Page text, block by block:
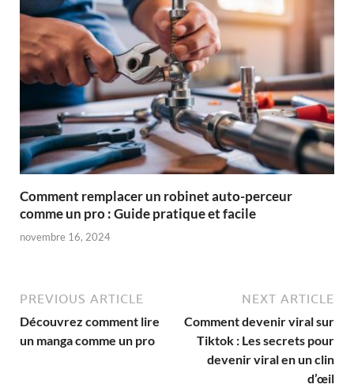
Comment remplacer un robinet auto-perceur
comme un pro : Guide pratique et facile
novembre 16, 2024
PREVIOUS ARTICLE
Découvrez comment lire
un manga comme un pro
NEXT ARTICLE
Comment devenir viral sur
Tiktok : Les secrets pour
devenir viral en un clin
d’œil